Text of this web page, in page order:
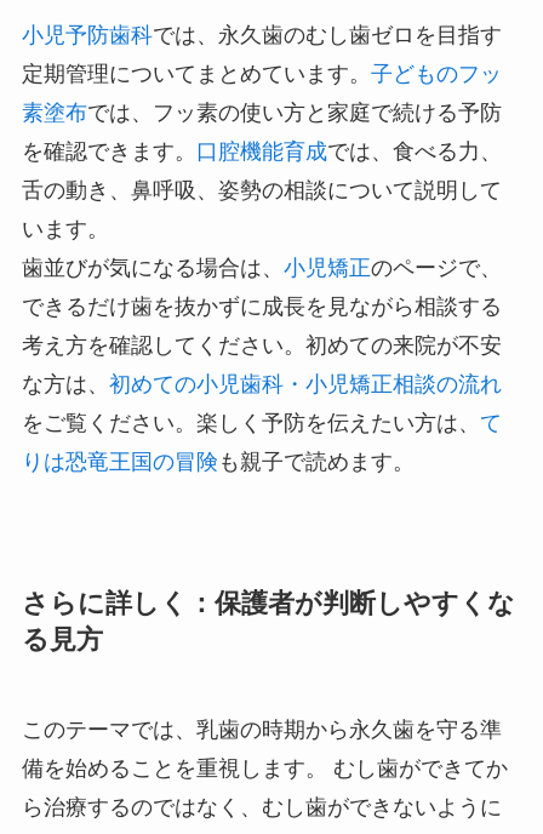
小児予防歯科では、永久歯のむし歯ゼロを目指す
定期管理についてまとめています。 子どものフッ
素塗布では、フッ素の使い方と家庭で続ける予防
を確認できます。
口腔機能育成では、食べる力、
舌の動き、鼻呼吸、姿勢の相談について説明して
います。
歯並びが気になる場合は、 小児矯正のページで、
できるだけ歯を抜かずに成長を見ながら相談する
考え方を確認してください。初めての来院が不安
な方は、 初めての小児歯科・小児矯正相談の流れ
をご覧ください。楽しく予防を伝えたい方は、 て
りは恐竜王国の冒険 も親子で読めます。
さらに詳しく：保護者が判断しやすくな
る見方
このテーマでは、乳歯の時期から永久歯を守る準
備を始めることを重視します。 むし歯ができてか
ら治療するのではなく、むし歯ができないように